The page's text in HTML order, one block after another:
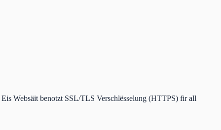
Websäit benotzt SSL/TLS Verschlësselung (HTTPS) fir all